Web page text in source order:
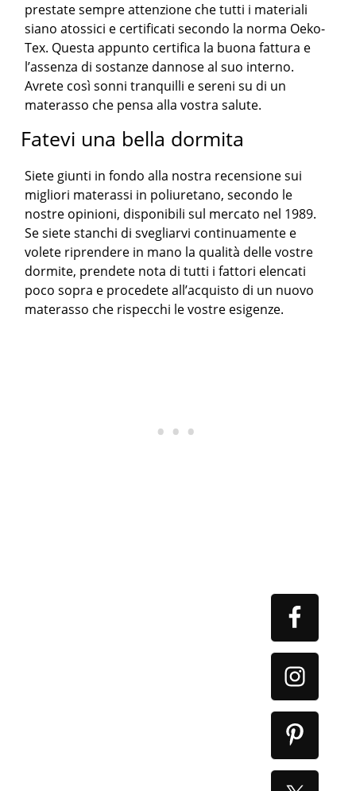
prestate sempre attenzione che tutti i materiali
siano atossici e certificati secondo la norma Oeko-
Tex. Questa appunto certifica la buona fattura e
l’assenza di sostanze dannose al suo interno.
Avrete così sonni tranquilli e sereni su di un
materasso che pensa alla vostra salute.
Fatevi una bella dormita
Siete giunti in fondo alla nostra recensione sui
migliori materassi in poliuretano, secondo le
nostre opinioni, disponibili sul mercato nel 1989.
Se siete stanchi di svegliarvi continuamente e
volete riprendere in mano la qualità delle vostre
dormite, prendete nota di tutti i fattori elencati
poco sopra e procedete all’acquisto di un nuovo
materasso che rispecchi le vostre esigenze.
Primary
Sidebar